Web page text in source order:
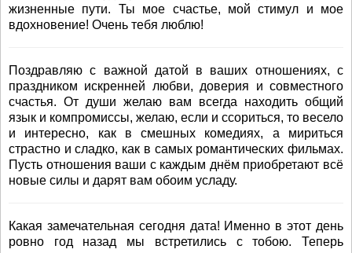
жизненные пути. Ты мое счастье, мой стимул и мое
вдохновение! Очень тебя люблю!
Поздравляю с важной датой в ваших отношениях, с
праздником искренней любви, доверия и совместного
счастья. От души желаю вам всегда находить общий
язык и компромиссы, желаю, если и ссориться, то весело
и интересно, как в смешных комедиях, а мириться
страстно и сладко, как в самых романтических фильмах.
Пусть отношения ваши с каждым днём приобретают всё
новые силы и дарят вам обоим усладу.
Какая замечательная сегодня дата! Именно в этот день
ровно год назад мы встретились с тобою. Теперь